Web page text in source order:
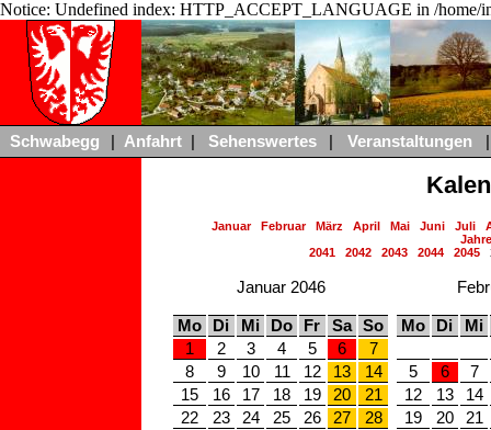
Notice: Undefined index: HTTP_ACCEPT_LANGUAGE in /home/
Schwabegg Anfahrt Sehenswertes Veranstaltungen
Januar Februar März April Mai Juni Juli
2041
2042 2043 2044 2045
Januar 2046
Mo Di Mi Do Fr Sa
So
1
2 3 4 5 6
7
8
9 10 11 12 13
14
15
16 17 18 19 20
21
22
23 24 25 26 27
28
Mo Di Mi
5 6
7
12
13
14
19
20
21